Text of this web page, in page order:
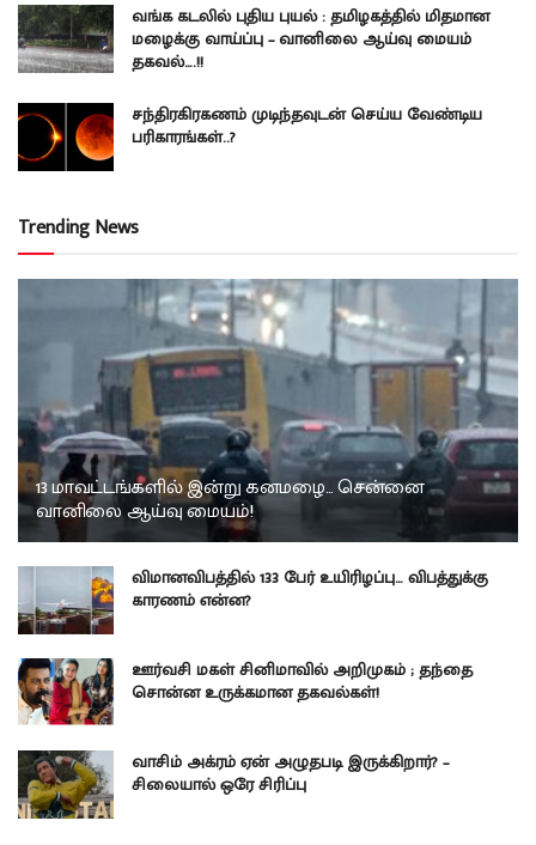
வங்க கடலில் புதிய புயல் : தமிழகத்தில் மிதமான
மழைக்கு வாய்ப்பு – வானிலை ஆய்வு மையம்
தகவல்….!!
சந்திரகிரகணம் முடிந்தவுடன் செய்ய வேண்டிய
பரிகாரங்கள்..?
Trending News
13 மாவட்டங்களில் இன்று கனமழை… சென்னை
வானிலை ஆய்வு மையம்!
விமானவிபத்தில் 133 பேர் உயிரிழப்பு… விபத்துக்கு
காரணம் என்ன?
ஊர்வசி மகள் சினிமாவில் அறிமுகம் ; தந்தை
சொன்ன உருக்கமான தகவல்கள்!
வாசிம் அக்ரம் ஏன் அழுதபடி இருக்கிறார்? –
சிலையால் ஒரே சிரிப்பு